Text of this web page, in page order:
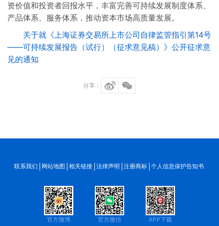
资价值和投资者回报水平，丰富完善可持续发展制度体系、
产品体系、服务体系，推动资本市场高质量发展。
关于就《上海证券交易所上市公司自律监管指引第14号
——可持续发展报告（试行）（征求意见稿）》公开征求意
见的通知
分享：
联系我们 网站地图 相关链接 法律声明 注册商标 个人信息保护告知书
官方微博 官方微信 APP下载